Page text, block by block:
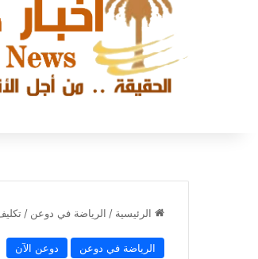
الرئيسية / الرياضة في دوعن /
الرياضة في دوعن دوعن الآن